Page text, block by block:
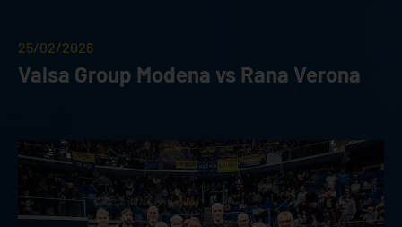
25/02/2026
Valsa Group Modena vs Rana Verona